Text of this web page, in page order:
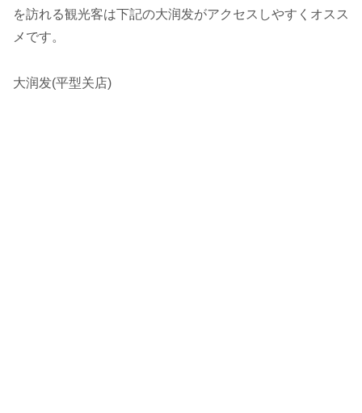
を訪れる観光客は下記の大润发がアクセスしやすくオスス
メです。
大润发(平型关店)